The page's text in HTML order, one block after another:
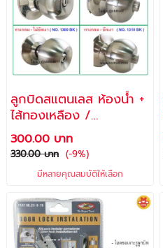
ลูกบิดสแตนเลส ห้องน้ำ +
ไส้ทองเหลือง /
ALLWAYS
300.00 บาท
330.00 บาท (-9%)
มีหลายคุณสมบัติให้เลือก